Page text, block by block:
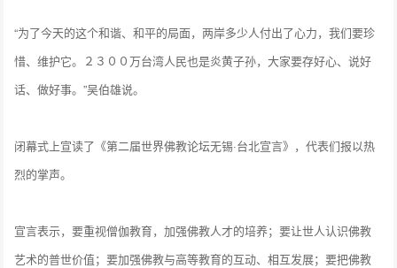
“为了今天的这个和谐、和平的局面，两岸多少人付出了心力，我们要珍
惜、维护它。２３００万台湾人民也是炎黄子孙，大家要存好心、说好
话、做好事。”吴伯雄说。
闭幕式上宣读了《第二届世界佛教论坛无锡·台北宣言》，代表们报以热
烈的掌声。
宣言表示，要重视僧伽教育，加强佛教人才的培养；要让世人认识佛教
艺术的普世价值；要加强佛教与高等教育的互动、相互发展；要把佛教